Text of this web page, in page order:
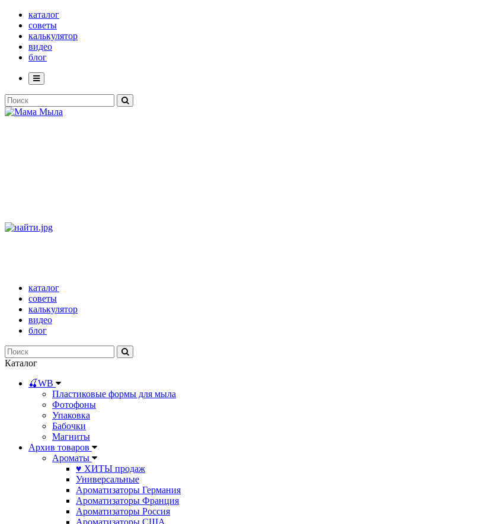
каталог
советы
калькулятор
видео
блог
каталог
советы
калькулятор
видео
блог
Каталог
🍒WB
Пластиковые формы для мыла
Фотофоны
Упаковка
Бабочки
Магниты
Архив товаров
Ароматы
♥ ХИТЫ продаж
Универсальные
Ароматизаторы Германия
Ароматизаторы Франция
Ароматизаторы Россия
Ароматизаторы США